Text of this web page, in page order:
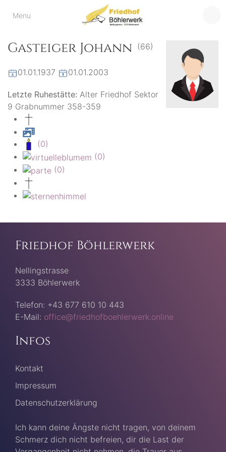
Menu
Friedhof
der virtuelle Friedhof
Gasteiger Johann (66)
01.01.1937 01.01.2003
Letzte Ruhestätte: Alter Friedhof Sektor
9 Grabnummer 358-359
(0)
(0)
(0)
Friedhof Böhlerwerk
Nellingstrasse
3333 Böhlerwerk
Telefon: +43 677 610 10 443
E-Mail: office@friedhofboehlerwerk.online
Infos
Kontakt
Impressum
Datenschutzerklärung
Ich kann deine Ängste nicht tragen, von deinem
Schmerz dich nicht befreien, dir die Last der